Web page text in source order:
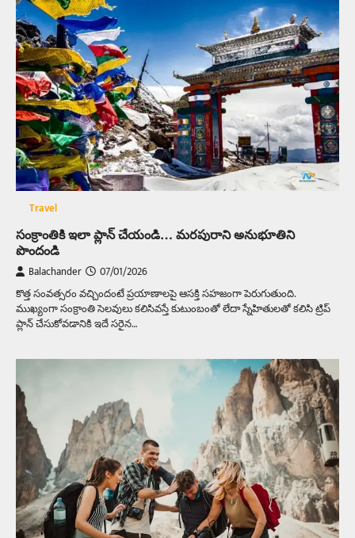
Travel
సంక్రాంతికి ఇలా ప్లాన్‌ చేయండి… మరపురాని అనుభూతిని
పొందండి
Balachander 07/01/2026
కొత్త సంవత్సరం వచ్చిందంటే ప్రయాణాలపై ఆసక్తి సహజంగా పెరుగుతుంది.
ముఖ్యంగా సంక్రాంతి సెలవులు కలిసివస్తే కుటుంబంతో లేదా స్నేహితులతో కలిసి ట్రిప్
ప్లాన్ చేసుకోవడానికి ఇదే సరైన…